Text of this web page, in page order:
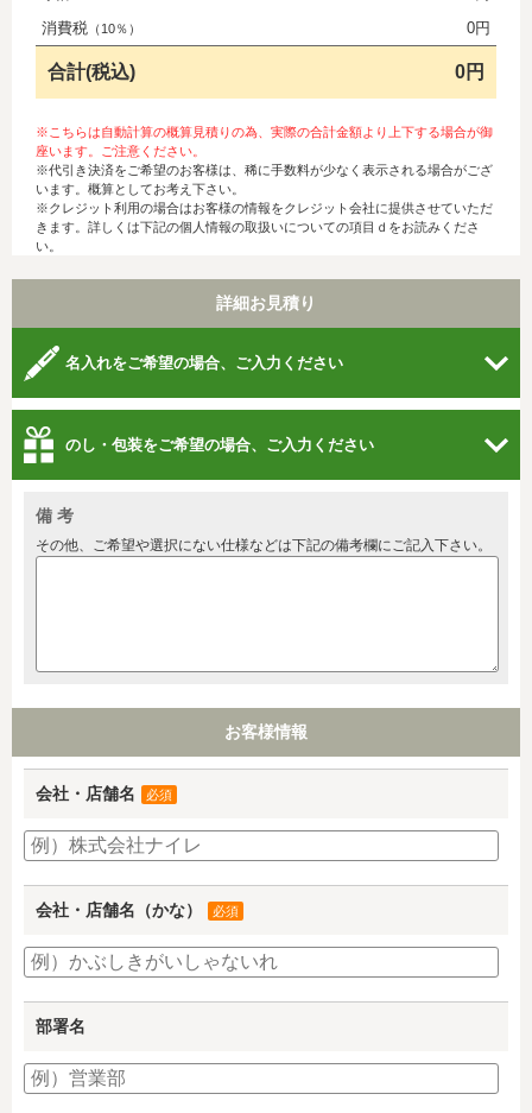
消費税 （10％） 0円
合計(税込) 0円
※こちらは自動計算の概算見積りの為、実際の合計金額より上下する場合が御
座います。ご注意ください。
※代引き決済をご希望のお客様は、稀に手数料が少なく表示される場合がござ
います。概算としてお考え下さい。
※クレジット利用の場合はお客様の情報をクレジット会社に提供させていただ
きます。詳しくは下記の個人情報の取扱いについての項目ｄをお読みくださ
い。
詳細お見積り
名入れをご希望の場合、ご入力ください
のし・包装をご希望の場合、ご入力ください
備 考
その他、ご希望や選択にない仕様などは下記の備考欄にご記入下さい。
お客様情報
会社・店舗名 必須
会社・店舗名（かな） 必須
部署名